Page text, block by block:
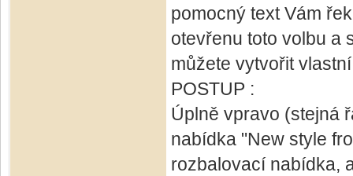
pomocný text Vám
otevřenu toto volbu a
můžete vytvořit
POSTUP :
Úplně vpravo (stejná
nabídka "New style
rozbalovací nabídka,